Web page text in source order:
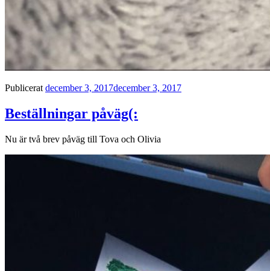
Publicerat december 3, 2017december 3, 2017
Beställningar påväg(:
Nu är två brev påväg till Tova och Olivia